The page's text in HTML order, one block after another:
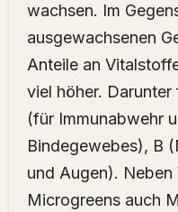
wachsen. Im
ausgewachsenen
Anteile an
viel höher.
(für Immunabwehr
Bindegewebes), B
und Augen). Neben
Microgreens auch